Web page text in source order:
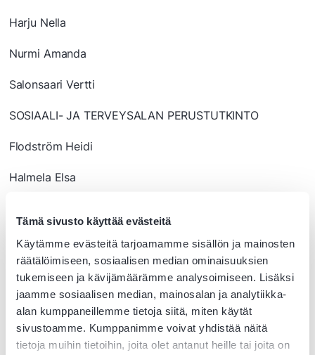
Tämä sivusto käyttää evästeitä
Käytämme evästeitä tarjoamamme sisällön ja mainosten
räätälöimiseen, sosiaalisen median ominaisuuksien
tukemiseen ja kävijämäärämme analysoimiseen. Lisäksi
jaamme sosiaalisen median, mainosalan ja analytiikka-
alan kumppaneillemme tietoja siitä, miten käytät
sivustoamme. Kumppanimme voivat yhdistää näitä
tietoja muihin tietoihin, joita olet antanut heille tai joita on
Harju Nella
Nurmi Amanda
Salonsaari Vertti
SOSIAALI- JA TERVEYSALAN PERUSTUTKINTO
Flodström Heidi
Halmela Elsa
Koivumäki Fanny
Kontti Milja
Laihokari Julia
Lehtiniemi Elli